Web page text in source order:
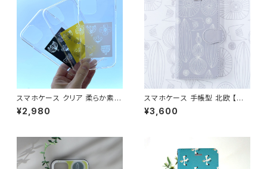
スマホケース クリア 柔らか素材
北欧 色が選べる iPhone16/1
7/15/SE3 透明 ソフトケース 大
¥2,980
スマホケース 手帳型 北欧 【自
然へようこそ】花柄 iPhone17/1
6/15/SE3/Android カード収
¥3,600